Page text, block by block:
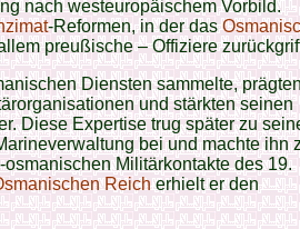
nach westeuropäischem Vorbild.
-Reformen, in der das
preußische – Offiziere
Diensten sammelte,
und stärkten seinen
Diese Expertise trug später zu
bei und machte ihn
Militärkontakte des 19.
Reicherhielt er den